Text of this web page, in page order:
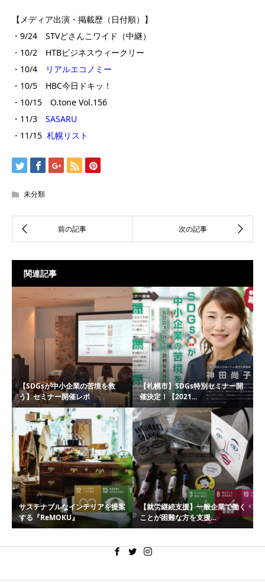
【メディア出演・掲載歴（日付順）】
・9/24 STVどさんこワイド（中継）
・10/2 HTBビジネスウィークリー
・10/4
リアルエコノミー
・10/5 HBC今日ドキッ！
・10/15 O.tone Vol.156
・11/3 SASARU
・11/15 札幌リスト
未分類
関連記事
【SDGsが中小企業の苦境を救
う】セミナー開催レポ
【札幌市】SDGs特別セミナー開
催決定！【2021...
サステナブルなインテリアを提案
する『ReMOKU』
【就労継続支援】一般企業で働く
ことが困難な方を支援...